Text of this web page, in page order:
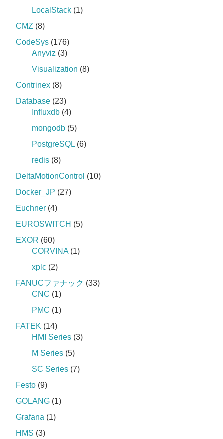
LocalStack (1)
CMZ (8)
CodeSys (176)
Anyviz (3)
Visualization (8)
Contrinex (8)
Database (23)
Influxdb (4)
mongodb (5)
PostgreSQL (6)
redis (8)
DeltaMotionControl (10)
Docker_JP (27)
Euchner (4)
EUROSWITCH (5)
EXOR (60)
CORVINA (1)
xplc (2)
FANUCファナック (33)
CNC (1)
PMC (1)
FATEK (14)
HMI Series (3)
M Series (5)
SC Series (7)
Festo (9)
GOLANG (1)
Grafana (1)
HMS (3)